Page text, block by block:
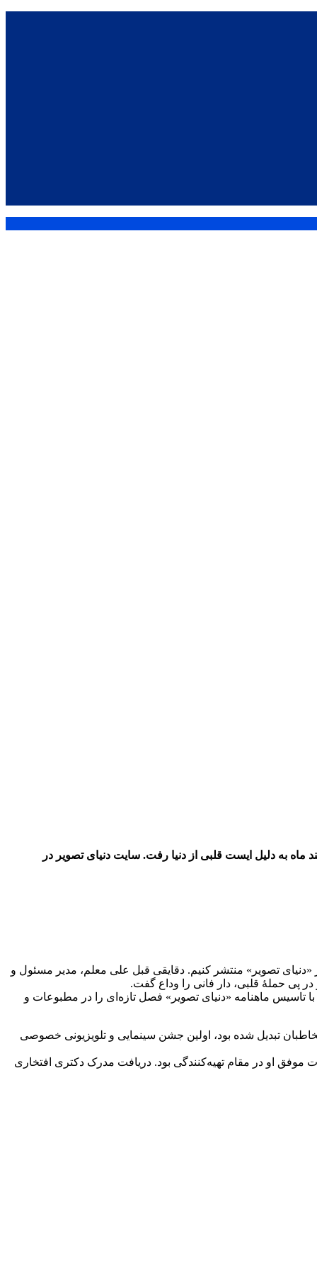
و صاحب امتیاز مجله «دنیای تصویر» از دنیا رفت. به گزارش قلم پرس به نقل از ایسنا، علی معلم ۲۳ اسفند ماه به دلیل ایست قلبی از دنیا رفت. سایت دنیای تصویر در
تصویر» منتشر کنیم. دقایقی قبل علی معلم، مدیر مسئول و
علی معلم سال ۱۳۴۱ در دامغان متولد شد. در رشته‌ی سینما تحصیل کرد، در دهه‌ی شصت فعالیت مطبوعاتی خود را آغاز کرد و در سال ۷۱ با تاسیس ماهنامه «دنیای تصویر» فصل تازه‌ای را در مطبوعات و
تبدیل شده بود، اولین جشن سینمایی و تلویزیونی خصوصی
او در مقام تهیه‌کنندگی بود. دریافت مدرک دکتری افتخاری